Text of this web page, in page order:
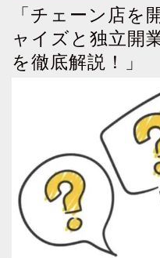
「チェーン店を
ャイズと独立開
を徹底解説！」